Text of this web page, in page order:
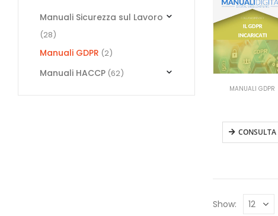
MANUALI GDPR
CONSULTA
Show:
Manuali Sicurezza sul Lavoro
(28)
Manuali GDPR (2)
Manuali HACCP (62)